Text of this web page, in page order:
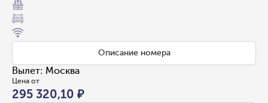
Описание номера
Вылет: Москва
Цена от
295 320,10 ₽